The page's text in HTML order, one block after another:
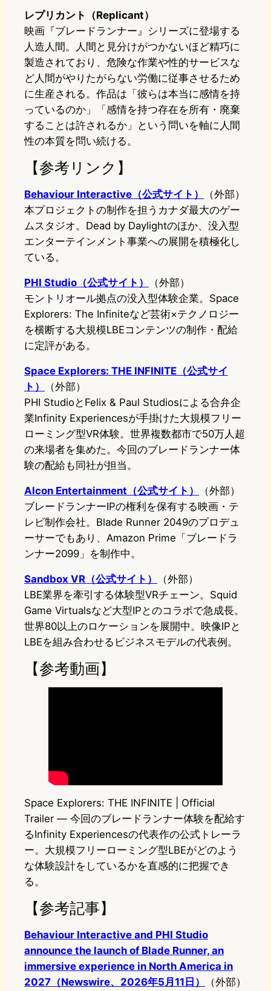
レプリカント（Replicant）
映画『ブレードランナー』シリーズに登場する
人造人間。人間と見分けがつかないほど精巧に
製造されており、危険な作業や性的サービスな
ど人間がやりたがらない労働に従事させるため
に生産される。作品は「彼らは本当に感情を持
っているのか」「感情を持つ存在を所有・廃棄
することは許されるか」という問いを軸に人間
性の本質を問い続ける。
【参考リンク】
Behaviour Interactive（公式サイト）
（外部）
本プロジェクトの制作を担うカナダ最大のゲー
ムスタジオ。Dead by Daylightのほか、没入型
エンターテインメント事業への展開を積極化し
ている。
PHI Studio（公式サイト）
（外部）
モントリオール拠点の没入型体験企業。Space
Explorers: The Infiniteなど芸術×テクノロジー
を横断する大規模LBEコンテンツの制作・配給
に定評がある。
Space Explorers: THE INFINITE（公式サイ
ト）
（外部）
PHI StudioとFelix & Paul Studiosによる合弁企
業Infinity Experiencesが手掛けた大規模フリー
ローミング型VR体験。世界複数都市で50万人超
の来場者を集めた。今回のブレードランナー体
験の配給も同社が担当。
Alcon Entertainment（公式サイト）
（外部）
ブレードランナーIPの権利を保有する映画・テ
レビ制作会社。Blade Runner 2049のプロデュ
ーサーでもあり、Amazon Prime「ブレードラ
ンナー2099」を制作中。
Sandbox VR（公式サイト）
（外部）
LBE業界を牽引する体験型VRチェーン。Squid
Game Virtualsなど大型IPとのコラボで急成長。
世界80以上のロケーションを展開中。映像IPと
LBEを組み合わせるビジネスモデルの代表例。
【参考動画】
Space Explorers: THE INFINITE | Official
Trailer — 今回のブレードランナー体験を配給す
るInfinity Experiencesの代表作の公式トレーラ
ー。大規模フリーローミング型LBEがどのよう
な体験設計をしているかを直感的に把握でき
る。
【参考記事】
Behaviour Interactive and PHI Studio
announce the launch of Blade Runner, an
immersive experience in North America in
2027（Newswire、2026年5月11日）
（外部）